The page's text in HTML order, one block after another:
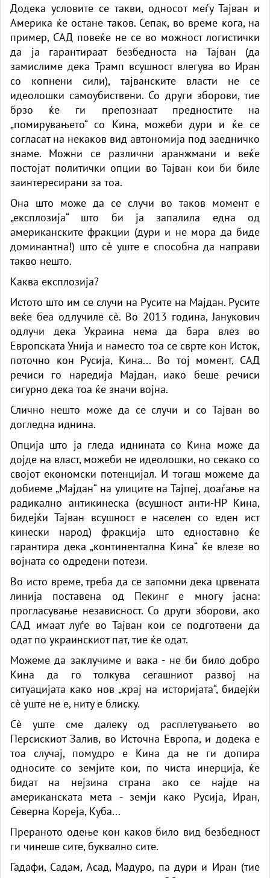
Додека условите се такви, односот меѓу Тајван и
Америка ќе остане таков. Сепак, во време кога, на
пример, САД повеќе не се во можност логистички
да ја гарантираат безбедноста на Тајван (да
замислиме дека Трамп всушност влегува во Иран
со копнени сили), тајванските власти не се
идеолошки самоубиствени. Со други зборови, тие
брзо ќе ги препознаат предностите на
„помирувањето“ со Кина, можеби дури и ќе се
согласат на некаков вид автономија под заедничко
знаме. Можни се различни аранжмани и веќе
постојат политички опции во Тајван кои би биле
заинтересирани за тоа.
Она што може да се случи во таков момент е
„експлозија“ што би ја запалила една од
американските фракции (дури и не мора да биде
доминантна!) што сè уште е способна да направи
такво нешто.
Каква експлозија?
Истото што им се случи на Русите на Мајдан. Русите
веќе беа одлучиле сè. Во 2013 година, Јанукович
одлучи дека Украина нема да бара влез во
Европската Унија и наместо тоа се сврте кон Исток,
поточно кон Русија, Кина... Во тој момент, САД
речиси го наредија Мајдан, иако беше речиси
сигурно дека тоа ќе значи војна.
Слично нешто може да се случи и со Тајван во
догледна иднина.
Опција што ја гледа иднината со Кина може да
дојде на власт, можеби не идеолошки, но секако со
својот економски потенцијал. И тогаш можеме да
добиеме „Мајдан“ на улиците на Тајпеј, доаѓање на
радикално антикинеска (всушност анти-НР Кина,
бидејќи Тајван всушност е населен со еден ист
кинески народ) фракција што едноставно ќе
гарантира дека „континентална Кина“ ќе влезе во
војната со одредени потези.
Во исто време, треба да се запомни дека црвената
линија поставена од Пекинг е многу јасна:
прогласување независност. Со други зборови, ако
САД имаат луѓе во Тајван кои се подготвени да
одат по украинскиот пат, тие ќе одат.
Можеме да заклучиме и вака - не би било добро
Кина да го толкува сегашниот развој на
ситуацијата како нов „крај на историјата“, бидејќи
сè уште не е, ниту е блиску.
Сè уште сме далеку од расплетувањето во
Персискиот Залив, во Источна Европа, и додека е
тоа случај, помудро е Кина да не ги допира
односите со земјите кои, по чиста инерција, ќе
бидат на нејзина страна ако се најде на
американската мета - земји како Русија, Иран,
Северна Кореја, Куба...
Прераното одење кон каков било вид безбедност
ги чинеше сите, буквално сите.
Гадафи, Садам, Асад, Мадуро, па дури и Иран (тие